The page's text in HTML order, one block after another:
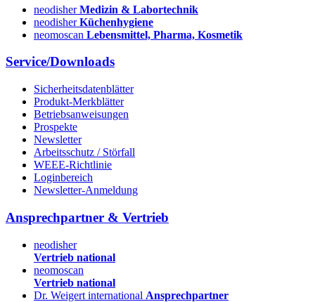
neodisherMedizin & Labortechnik
neodisherKüchenhygiene
neomoscan Lebensmittel, Pharma, Kosmetik
Service/Downloads
Sicherheitsdatenblätter
Produkt-Merkblätter
Betriebsanweisungen
Prospekte
Newsletter
Arbeitsschutz / Störfall
WEEE-Richtlinie
Loginbereich
Newsletter-Anmeldung
Ansprechpartner & Vertrieb
neodisher
Vertrieb national
neomoscan
Vertrieb national
Dr. Weigert international Ansprechpartner